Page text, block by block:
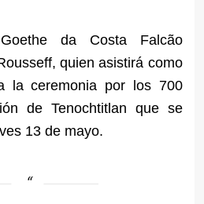
da Costa Falcão
quien asistirá como
la ceremonia por los 700
de Tenochtitlan que se
13 de mayo.